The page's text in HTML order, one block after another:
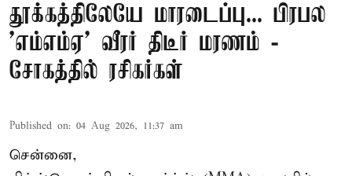
தூக்கத்திலேயே மாரடைப்பு... பிரபல
’எம்எம்ஏ’ வீரர் திடீர் மரணம் -
சோகத்தில் ரசிகர்கள்
Published on: 04 Aug 2026, 11:37 am
சென்னை,